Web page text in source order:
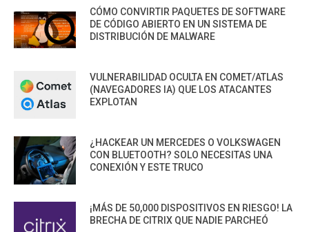
CÓMO CONVIRTIR PAQUETES DE SOFTWARE
DE CÓDIGO ABIERTO EN UN SISTEMA DE
DISTRIBUCIÓN DE MALWARE
VULNERABILIDAD OCULTA EN COMET/ATLAS
(NAVEGADORES IA) QUE LOS ATACANTES
EXPLOTAN
¿HACKEAR UN MERCEDES O VOLKSWAGEN
CON BLUETOOTH? SOLO NECESITAS UNA
CONEXIÓN Y ESTE TRUCO
¡MÁS DE 50,000 DISPOSITIVOS EN RIESGO! LA
BRECHA DE CITRIX QUE NADIE PARCHEÓ